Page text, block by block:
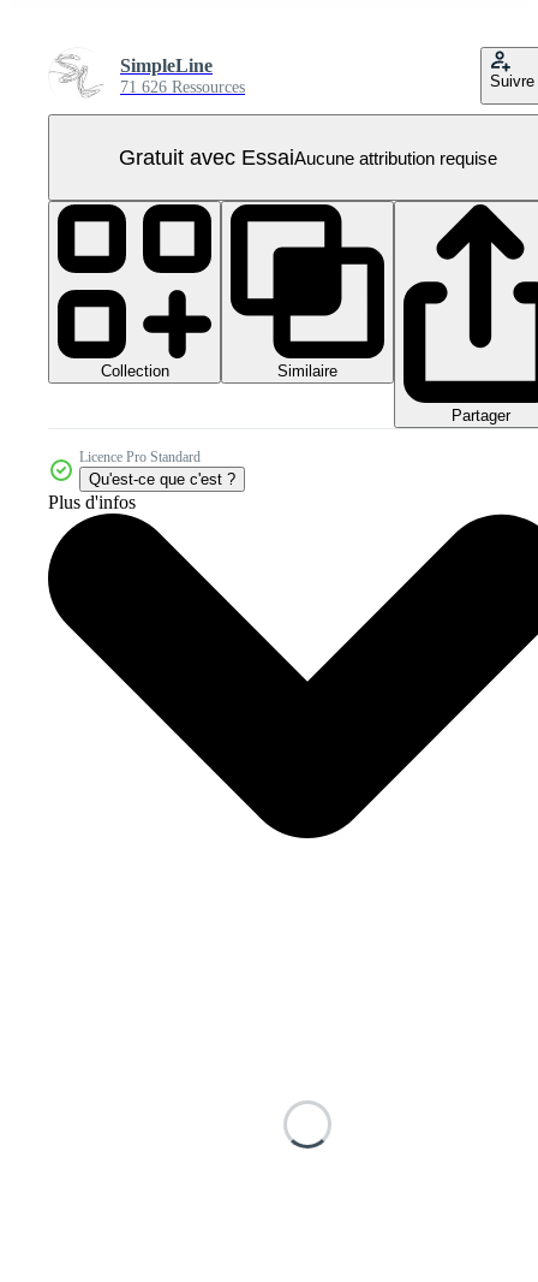
SimpleLine
71 626 Ressources Suivre
Gratuit avec EssaiAucune attribution requise
Collection Similaire
Partager
Licence Pro Standard
Qu'est-ce que c'est ?
Plus d'infos